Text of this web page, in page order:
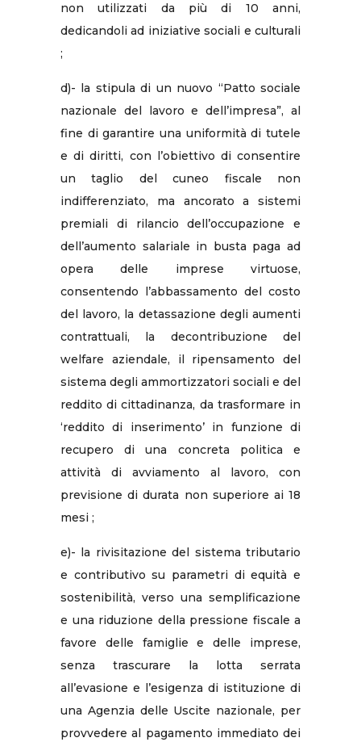
non utilizzati da più di 10 anni,
dedicandoli ad iniziative sociali e culturali
;
d)- la stipula di un nuovo “Patto sociale
nazionale del lavoro e dell’impresa”, al
fine di garantire una uniformità di tutele
e di diritti, con l’obiettivo di consentire
un taglio del cuneo fiscale non
indifferenziato, ma ancorato a sistemi
premiali di rilancio dell’occupazione e
dell’aumento salariale in busta paga ad
opera delle imprese virtuose,
consentendo l’abbassamento del costo
del lavoro, la detassazione degli aumenti
contrattuali, la decontribuzione del
welfare aziendale, il ripensamento del
sistema degli ammortizzatori sociali e del
reddito di cittadinanza, da trasformare in
‘reddito di inserimento’ in funzione di
recupero di una concreta politica e
attività di avviamento al lavoro, con
previsione di durata non superiore ai 18
mesi ;
e)- la rivisitazione del sistema tributario
e contributivo su parametri di equità e
sostenibilità, verso una semplificazione
e una riduzione della pressione fiscale a
favore delle famiglie e delle imprese,
senza trascurare la lotta serrata
all’evasione e l’esigenza di istituzione di
una Agenzia delle Uscite nazionale, per
provvedere al pagamento immediato dei